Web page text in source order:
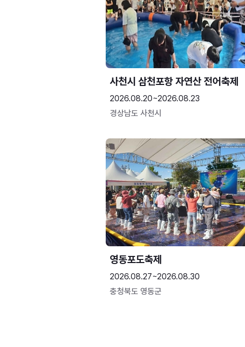
사천시 삼천포항 자연산 전어축제
2026.08.20~2026.08.23
경상남도 사천시
영동포도축제
2026.08.27~2026.08.30
충청북도 영동군